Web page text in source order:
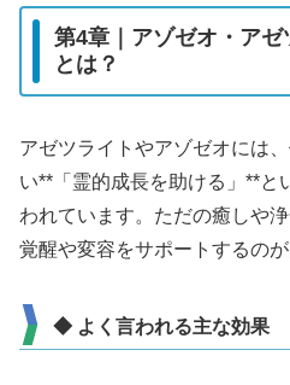
第4章｜アゾゼオ・ア
とは？
アゼツライトやアゾゼオには
い**「霊的成長を助ける」**と
われています。ただの癒しや
覚醒や変容をサポートするのが
◆ よく言われる主な効果